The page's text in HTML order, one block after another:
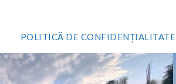
POLITICĂ DE CONFIDENȚIALITATE